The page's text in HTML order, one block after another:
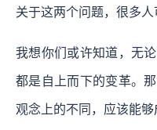
关于这两个问题，很多人
我想你们或许知道，无
都是自上而下的变革。
观念上的不同，应该能够